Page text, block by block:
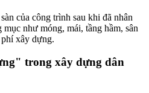
của công trình sau khi đã nhân
như móng, mái, tầng hầm, sân
xây dựng.
trong xây dựng dân